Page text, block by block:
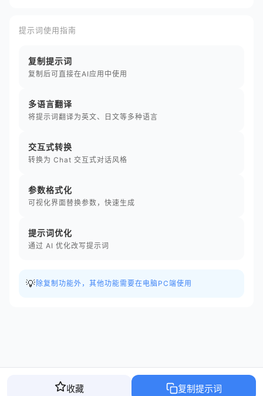
提示词使用指南
复制提示词
复制后可直接在AI应用中使用
多语言翻译
将提示词翻译为英文、日文等多种语言
交互式转换
转换为 Chat 交互式对话风格
参数格式化
可视化界面替换参数，快速生成
提示词优化
通过 AI 优化改写提示词
💡 除复制功能外，其他功能需要在电脑PC端使用
收藏 复制提示词